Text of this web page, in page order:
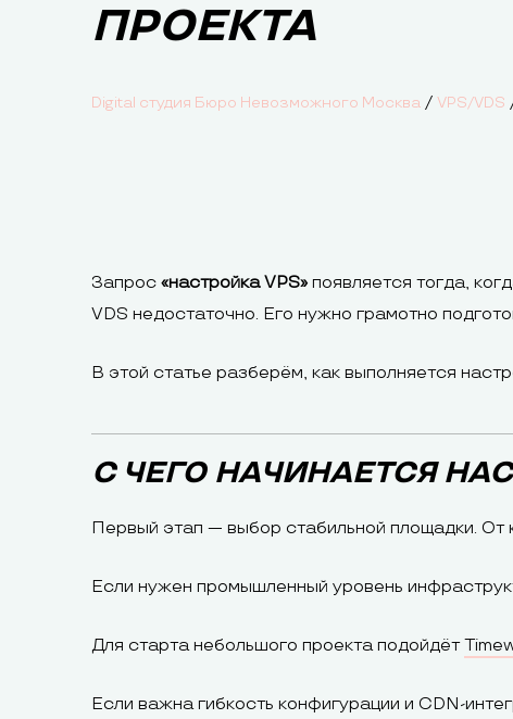
ПРОЕКТА
Digital студия Бюро Невозможного Москва / VPS/VDS
Запрос «настройка VPS»появляется тогда,
VDS недостаточно. Его нужно грамотно
В этой статье разберём, как выполняется
С ЧЕГО НАЧИНАЕТСЯ
Первый этап — выбор стабильной площадки. От
Если нужен промышленный уровень
Для старта небольшого проекта подойдёт
Если важна гибкость конфигурации и CDN-